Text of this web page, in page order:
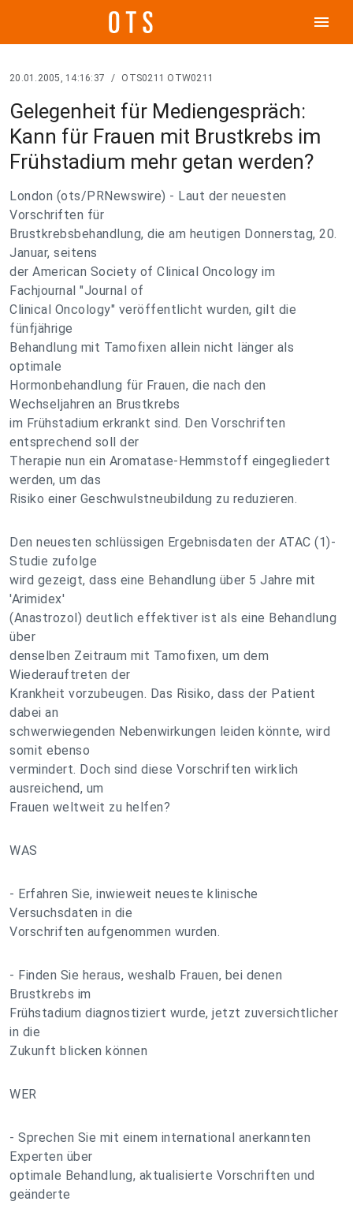
menu
20.01.2005, 14:16:37 / OTS0211 OTW0211
Gelegenheit für Mediengespräch:
Kann für Frauen mit Brustkrebs im
Frühstadium mehr getan werden?
London (ots/PRNewswire) - Laut der neuesten
Vorschriften für
Brustkrebsbehandlung, die am heutigen Donnerstag, 20.
Januar, seitens
der American Society of Clinical Oncology im
Fachjournal "Journal of
Clinical Oncology" veröffentlicht wurden, gilt die
fünfjährige
Behandlung mit Tamofixen allein nicht länger als
optimale
Hormonbehandlung für Frauen, die nach den
Wechseljahren an Brustkrebs
im Frühstadium erkrankt sind. Den Vorschriften
entsprechend soll der
Therapie nun ein Aromatase-Hemmstoff eingegliedert
werden, um das
Risiko einer Geschwulstneubildung zu reduzieren.
Den neuesten schlüssigen Ergebnisdaten der ATAC (1)-
Studie zufolge
wird gezeigt, dass eine Behandlung über 5 Jahre mit
'Arimidex'
(Anastrozol) deutlich effektiver ist als eine Behandlung
über
denselben Zeitraum mit Tamofixen, um dem
Wiederauftreten der
Krankheit vorzubeugen. Das Risiko, dass der Patient
dabei an
schwerwiegenden Nebenwirkungen leiden könnte, wird
somit ebenso
vermindert. Doch sind diese Vorschriften wirklich
ausreichend, um
Frauen weltweit zu helfen?
WAS
- Erfahren Sie, inwieweit neueste klinische
Versuchsdaten in die
Vorschriften aufgenommen wurden.
- Finden Sie heraus, weshalb Frauen, bei denen
Brustkrebs im
Frühstadium diagnostiziert wurde, jetzt zuversichtlicher
in die
Zukunft blicken können
WER
- Sprechen Sie mit einem international anerkannten
Experten über
optimale Behandlung, aktualisierte Vorschriften und
geänderte